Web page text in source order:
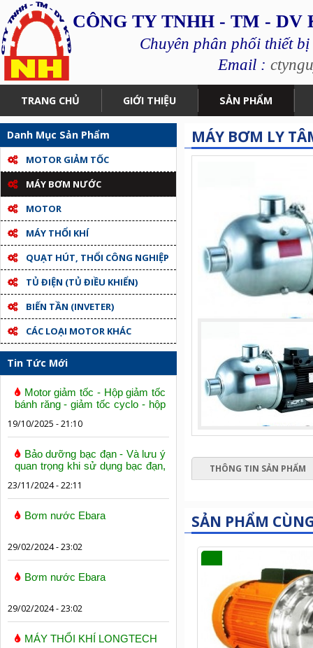
CÔNG TY TNHH - TM -
Chuyên phân phối thiết
Email :
TRANG CHỦ GIỚI THIỆU SẢN PHẨM
Danh Mục Sản Phẩm
MOTOR GIẢM TỐC
MÁY BƠM NƯỚC
MOTOR
MÁY THỔI KHÍ
QUẠT HÚT, THỔI CÔNG NGHIỆP
TỦ ĐIỆN (TỦ ĐIỀU KHIỂN)
BIẾN TẦN (INVETER)
CÁC LOẠI MOTOR KHÁC
Tin Tức Mới
Motor giảm tốc - Hộp giảm tốc
bánh răng - giảm tốc cyclo - hộp
19/10/2025 - 21:10
Bảo dưỡng bạc đạn - Và lưu ý
quan trọng khi sử dụng bạc đạn,
23/11/2024 - 22:11
Bơm nước Ebara
29/02/2024 - 23:02
Bơm nước Ebara
29/02/2024 - 23:02
MÁY THỔI KHÍ LONGTECH
MÁY BƠM LY
THÔNG TIN SẢN PHẨM
SẢN PHẨM